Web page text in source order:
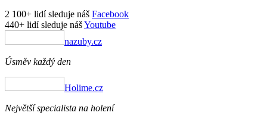
2 100+ lidí sleduje náš Facebook
440+ lidí sleduje nášYoutube
nazuby.cz
Úsměv každý den
Holime.cz
Největší specialista na holení